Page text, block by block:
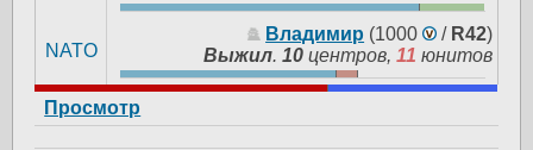
NATO
Владимир (1000 / R42)
Выжил.10 центров,11 юнитов
Просмотр